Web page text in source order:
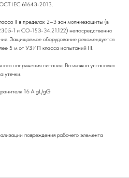
IEC 61643-2013.
II в пределах 2–3 зон молниезащиты (в
1 и СО-153-34.21.122) непосредственно
Защищаемое оборудование рекомендуется
5 м от УЗИП класса испытаний III.
напряжения питания. Возможна установка
утечки.
16 А gL/gG
повреждения рабочего элемента